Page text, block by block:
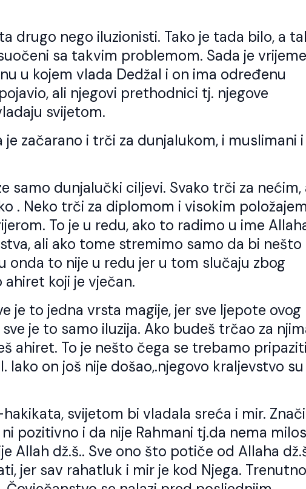
drugo nego iluzionisti. Tako je tada bilo, a
sa takvim problemom. Sada je vrijeme
u kojem vlada Dedžal i on ima određenu
ali njegovi prethodnici tj. njegove
svijetom.
začarano i trči za dunjalukom, i muslimani
samo dunjalučki ciljevi. Svako trči za nećim,
. Neko trči za diplomom i visokim
To je u redu, ako to radimo u ime
ali ako tome stremimo samo da bi nešto
onda to nije u redu jer u tom slučaju zbog
koji je vječan.
je to jedna vrsta magije, jer sve ljepote ovog
je to samo iluzija. Ako budeš trčao za
ahiret. To je nešto čega se trebamo
Iako on još nije došao,.njegovo kraljevstvo su
svijetom bi vladala sreća i mir.
pozitivno i da nije Rahmani tj.da nema
Allah dž.š.. Sve ono što potiče od Allaha
jer sav rahatluk i mir je kod Njega. Trenutno